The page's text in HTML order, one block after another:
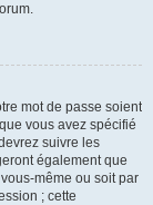
mot de passe soient
vous avez spécifié
suivre les
également que
même ou soit par
; cette